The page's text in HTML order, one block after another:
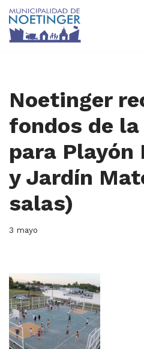
Saltar
Noetinger
fondos de
para Playón
y Jardín
salas)
3 mayo